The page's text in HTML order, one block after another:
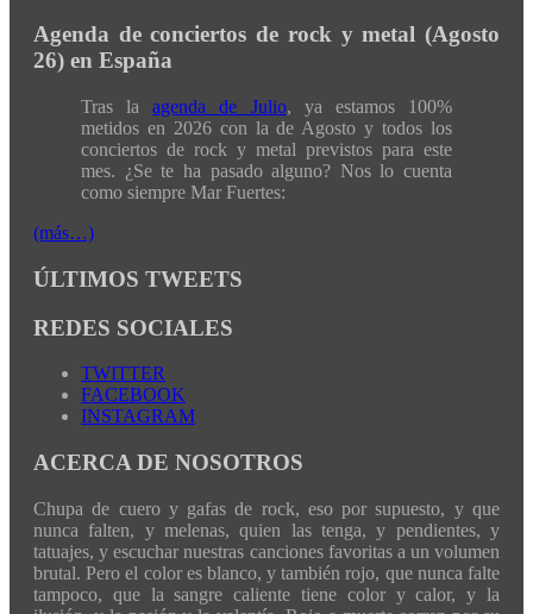
Agenda de conciertos de rock y metal (Agosto
26) en España
Tras laagenda de Julio, ya estamos 100%
metidos en 2026 con la de Agosto y todos los
conciertos de rock y metal previstos para este
mes. ¿Se te ha pasado alguno? Nos lo cuenta
como siempre Mar Fuertes:
(más…)
ÚLTIMOS TWEETS
REDES SOCIALES
TWITTER
FACEBOOK
INSTAGRAM
ACERCA DE NOSOTROS
Chupa de cuero y gafas de rock, eso por supuesto, y que
nunca falten, y melenas, quien las tenga, y pendientes, y
tatuajes, y escuchar nuestras canciones favoritas a un volumen
brutal. Pero el color es blanco, y también rojo, que nunca falte
tampoco, que la sangre caliente tiene color y calor, y la